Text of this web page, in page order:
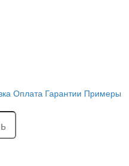
Оплата Гарантии Примеры